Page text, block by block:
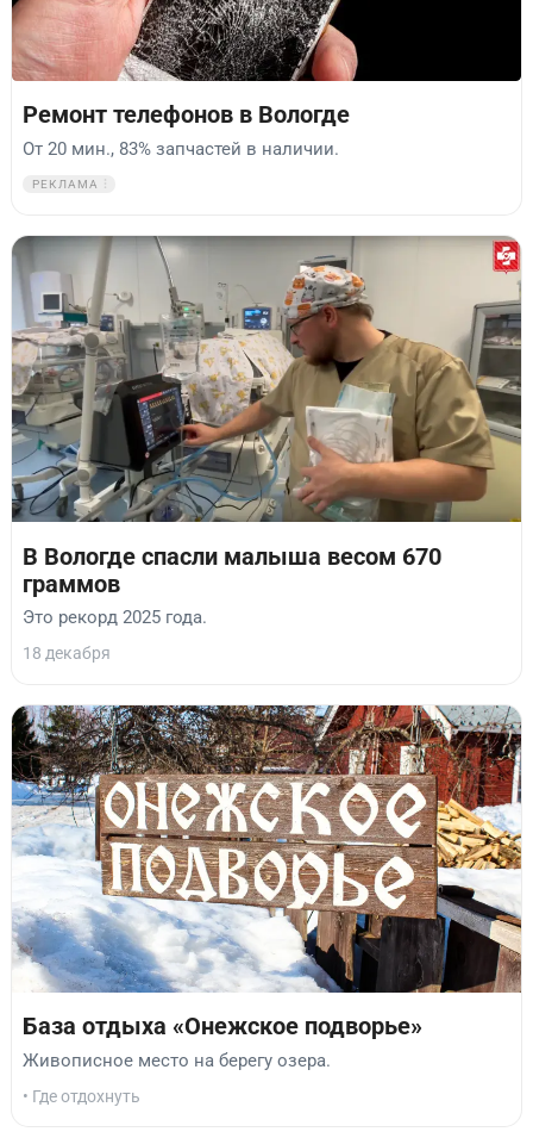
Ремонт телефонов в Вологде
От 20 мин., 83% запчастей в наличии.
РЕКЛАМА
В Вологде спасли малыша весом 670
граммов
Это рекорд 2025 года.
18 декабря
База отдыха «Онежское подворье»
Живописное место на берегу озера.
• Где отдохнуть